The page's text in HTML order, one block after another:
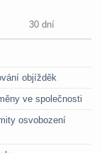
30 dní
objížděk
ve společnosti
osvobození